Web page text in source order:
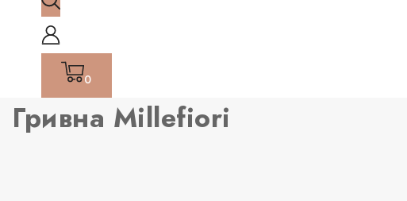
0
Гривна Millefiori